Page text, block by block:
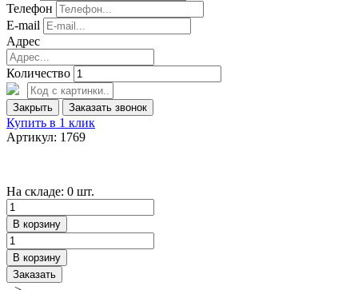
Телефон
E-mail
Адрес
Количество
Закрыть Заказать звонок
Купить в 1 клик
Артикул: 1769
На складе: 0 шт.
В корзину
В корзину
Заказать